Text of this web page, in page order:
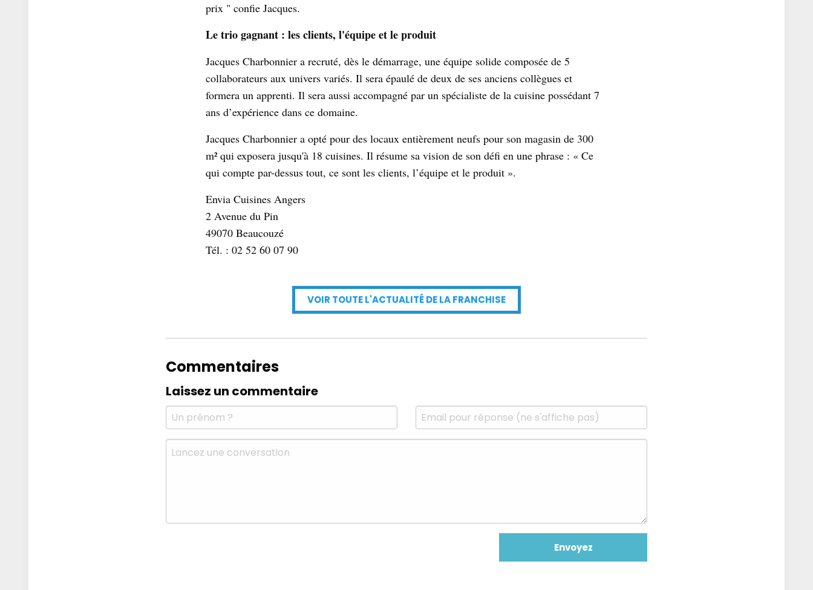
prix " confie Jacques.
Le trio gagnant : les clients, l'équipe et le produit
Jacques Charbonnier a recruté, dès le démarrage, une équipe solide composée de 5
collaborateurs aux univers variés. Il sera épaulé de deux de ses anciens collègues et
formera un apprenti. Il sera aussi accompagné par un spécialiste de la cuisine possédant 7
ans d’expérience dans ce domaine.
Jacques Charbonnier a opté pour des locaux entièrement neufs pour son magasin de 300
m² qui exposera jusqu'à 18 cuisines. Il résume sa vision de son défi en une phrase : « Ce
qui compte par-dessus tout, ce sont les clients, l’équipe et le produit ».
Envia Cuisines Angers
2 Avenue du Pin
49070 Beaucouzé
Tél. : 02 52 60 07 90
VOIR TOUTE L'ACTUALITÉ DE LA FRANCHISE
Commentaires
Laissez un commentaire